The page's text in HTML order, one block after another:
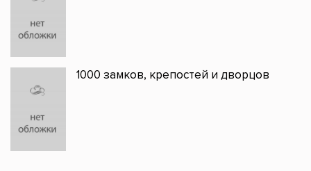
1000 замков, крепостей и дворцов